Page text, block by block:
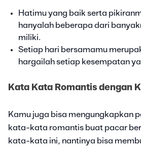
Hatimu yang baik serta
hanyalah beberapa dari
miliki.
Setiap hari bersamamu
hargailah setiap kesempatan
Kata Kata Romantis dengan
Kamu juga bisa mengungkapkan
kata-kata romantis buat pacar
kata-kata ini, nantinya bisa